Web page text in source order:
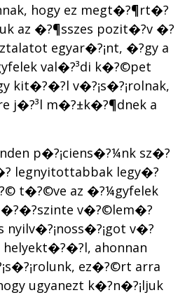
hogy ez megt�?¶rt�?
az �?¶sszes pozit�?­v �?
egyar�?¡nt, �?­gy a
val�?³di k�?©pet
kit�?�?l v�?¡s�?¡rolnak,
j�?³l m�?±k�?¶dnek a
p�?¡ciens�?¼nk sz�?
legnyitottabbak legy�?
t�?©ve az �?¼gyfelek
�?�?szinte v�?©lem�?
nyilv�?¡noss�?¡got v�?
helyekt�?�?l, ahonnan
ez�?©rt arra
ugyanezt k�?­n�?¡ljuk